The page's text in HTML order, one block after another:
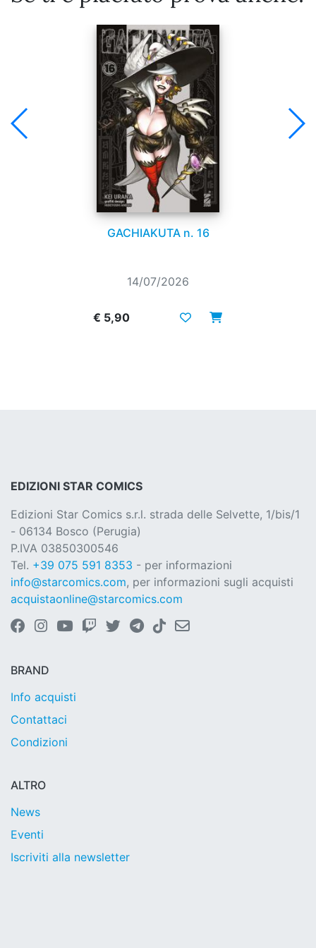
GACHIAKUTA n. 16
14/07/2026
€ 5,90
EDIZIONI STAR COMICS
Edizioni Star Comics s.r.l. strada delle Selvette, 1/bis/1
- 06134 Bosco (Perugia)
P.IVA 03850300546
Tel. +39 075 591 8353 - per informazioni
info@starcomics.com, per informazioni sugli acquisti
acquistaonline@starcomics.com
BRAND
Info acquisti
Contattaci
Condizioni
ALTRO
News
Eventi
Iscriviti alla newsletter